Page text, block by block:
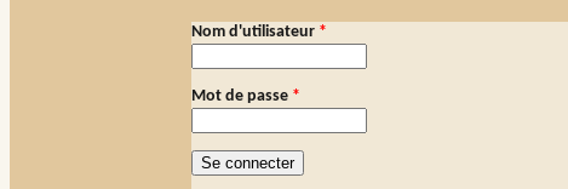
Connexion membre
Nom d'utilisateur *
Mot de passe *